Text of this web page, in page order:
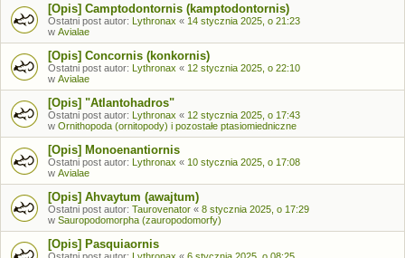
[Opis] Camptodontornis (kamptodontornis)
Ostatni post autor: Lythronax « 14 stycznia 2025, o 21:23
w Avialae
[Opis] Concornis (konkornis)
Ostatni post autor: Lythronax « 12 stycznia 2025, o 22:10
w Avialae
[Opis] "Atlantohadros"
Ostatni post autor: Lythronax « 12 stycznia 2025, o 17:43
w Ornithopoda (ornitopody) i pozostałe ptasiomiedniczne
[Opis] Monoenantiornis
Ostatni post autor: Lythronax « 10 stycznia 2025, o 17:08
w Avialae
[Opis] Ahvaytum (awajtum)
Ostatni post autor: Taurovenator « 8 stycznia 2025, o 17:29
w Sauropodomorpha (zauropodomorfy)
[Opis] Pasquiaornis
Ostatni post autor: Lythronax « 6 stycznia 2025, o 08:25